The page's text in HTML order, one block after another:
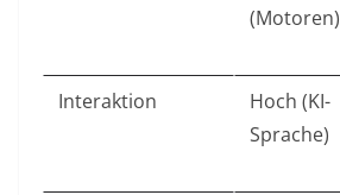
(Motoren)
Interaktion
Hoch (KI-
Sprache)